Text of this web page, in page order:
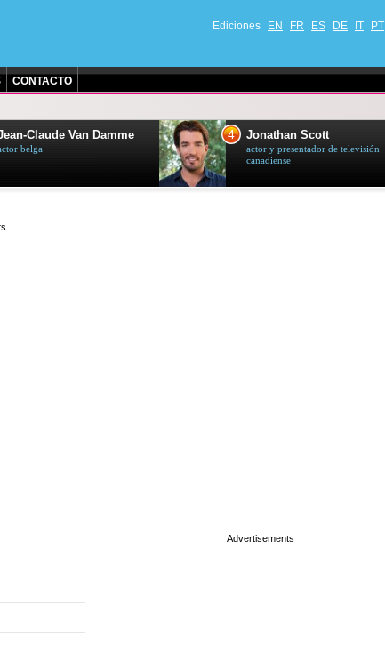
Ediciones EN FR ES DE IT PT
CONTACTO
Claude Van Damme
belga
4 Jonathan Scott
actor y presentador de televisión
canadiense